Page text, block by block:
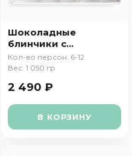
Шоколадные
блинчики с
бананом
Кол-во персон: 6-12
Вес: 1 050 гр
2 490 ₽
В КОРЗИНУ